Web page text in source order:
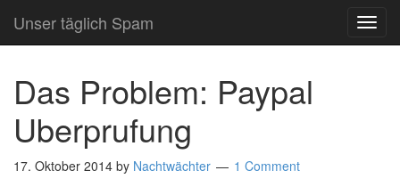
Unser täglich Spam
Das Problem: Paypal
Uberprufung
17. Oktober 2014 by Nachtwächter 1 Comment